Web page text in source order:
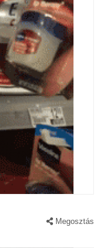
Megosztás